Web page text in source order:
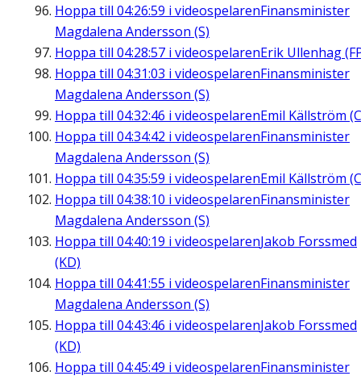
Hoppa till 04:26:59 i videospelarenFinansminister
Magdalena Andersson (S)
Hoppa till 04:28:57 i videospelarenErik Ullenhag
Hoppa till 04:31:03 i videospelarenFinansminister
Magdalena Andersson (S)
Hoppa till 04:32:46 i videospelarenEmil Källström
Hoppa till 04:34:42 i videospelarenFinansminister
Magdalena Andersson (S)
Hoppa till 04:35:59 i videospelarenEmil Källström
Hoppa till 04:38:10 i videospelarenFinansminister
Magdalena Andersson (S)
Hoppa till 04:40:19 i videospelarenJakob Forssmed
(KD)
Hoppa till 04:41:55 i videospelarenFinansminister
Magdalena Andersson (S)
Hoppa till 04:43:46 i videospelarenJakob Forssmed
(KD)
Hoppa till 04:45:49 i videospelarenFinansminister